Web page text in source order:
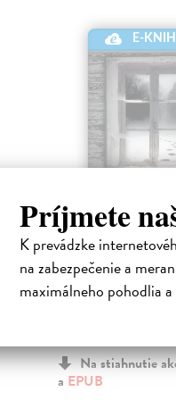
Príjmete
K prevádzke
na zabezpečenie a
maximálneho pohodlia
E-
Strach
Karika Jozef|
Mysteriózny triler plný
populárneho
Na stiahnutie
a EPUB